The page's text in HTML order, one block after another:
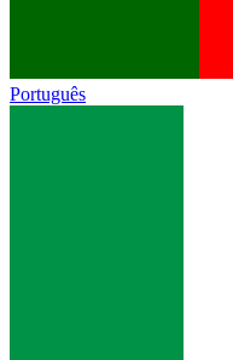
Português